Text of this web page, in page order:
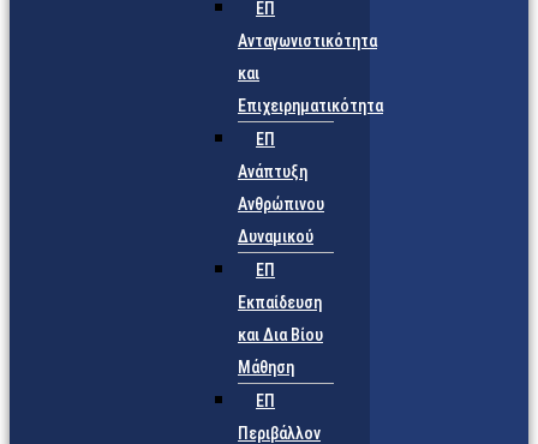
ΕΠ
Ανταγωνιστικότητα
και
Επιχειρηματικότητα
ΕΠ
Ανάπτυξη
Ανθρώπινου
Δυναμικού
ΕΠ
Εκπαίδευση
και Δια Βίου
Μάθηση
ΕΠ
Περιβάλλον